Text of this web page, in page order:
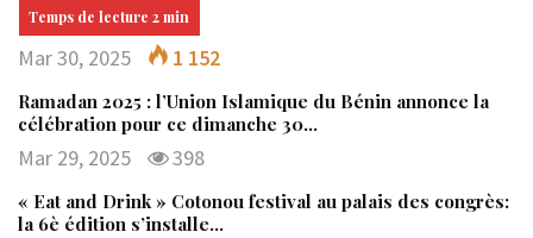
Mar 30, 2025 1 152
Ramadan 2025 : l’Union Islamique du Bénin annonce la
célébration pour ce dimanche 30…
Mar 29, 2025 398
« Eat and Drink » Cotonou festival au palais des congrès:
la 6è édition s’installe…